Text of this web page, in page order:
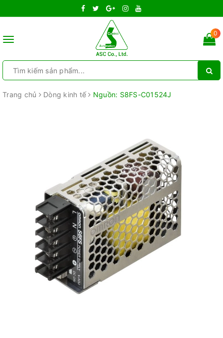
Toggle
0
Trang chủ Dòng kinh tế Nguồn: S8FS-C01524J